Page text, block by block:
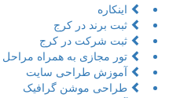
اینکاره
ثبت برند در کرج
ثبت شرکت در کرج
تور مجازی به همراه مراحل و ۲۰ مزیت
آموزش طراحی سایت
طراحی موشن گرافیک